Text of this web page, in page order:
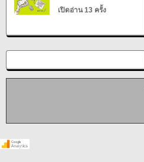
เปิดอ่าน 13 ครั้ง